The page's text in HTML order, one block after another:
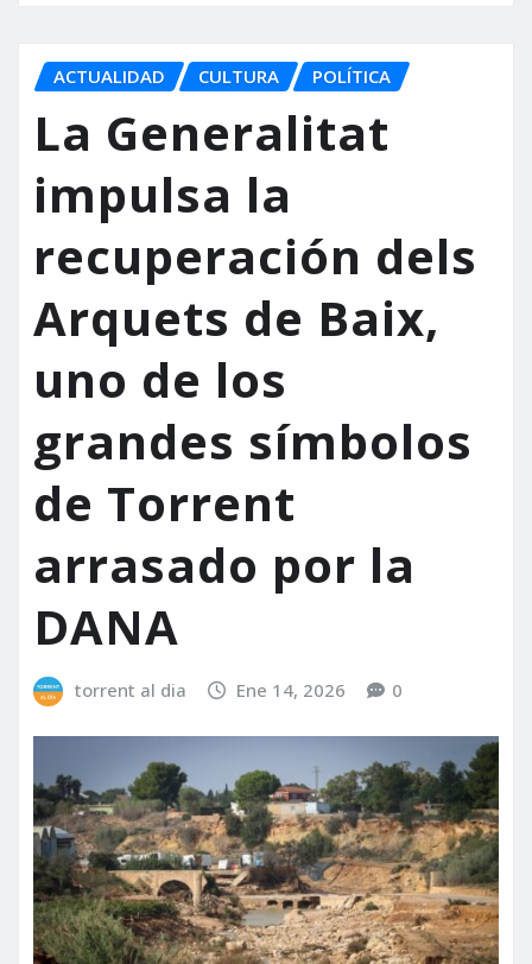
ACTUALIDAD CULTURA POLÍTICA
La Generalitat
impulsa la
recuperación dels
Arquets de Baix,
uno de los
grandes símbolos
de Torrent
arrasado por la
DANA
torrent al dia Ene 14, 2026 0